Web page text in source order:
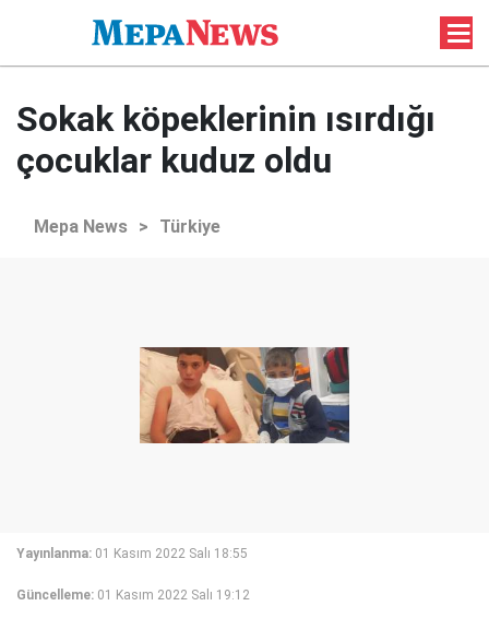
Sokak köpeklerinin ısırdığı
çocuklar kuduz oldu
Mepa News > Türkiye
Yayınlanma: 01 Kasım 2022 Salı 18:55
Güncelleme: 01 Kasım 2022 Salı 19:12